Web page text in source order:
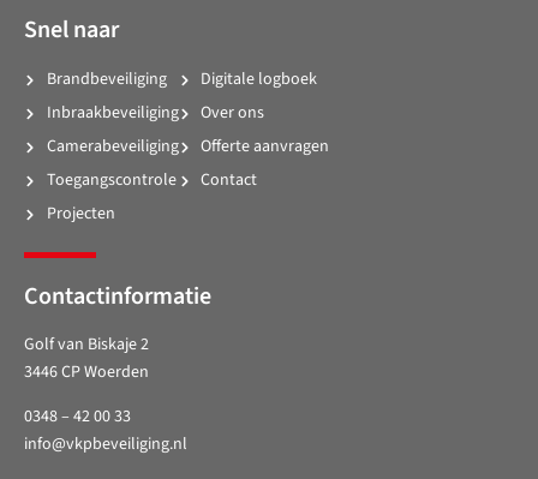
Snel naar
Brandbeveiliging
Inbraakbeveiliging
Camerabeveiliging
Toegangscontrole
Projecten
Digitale logboek
Over ons
Offerte aanvragen
Contact
Contactinformatie
Golf van Biskaje 2
3446 CP Woerden
0348 – 42 00 33
info@vkpbeveiliging.nl